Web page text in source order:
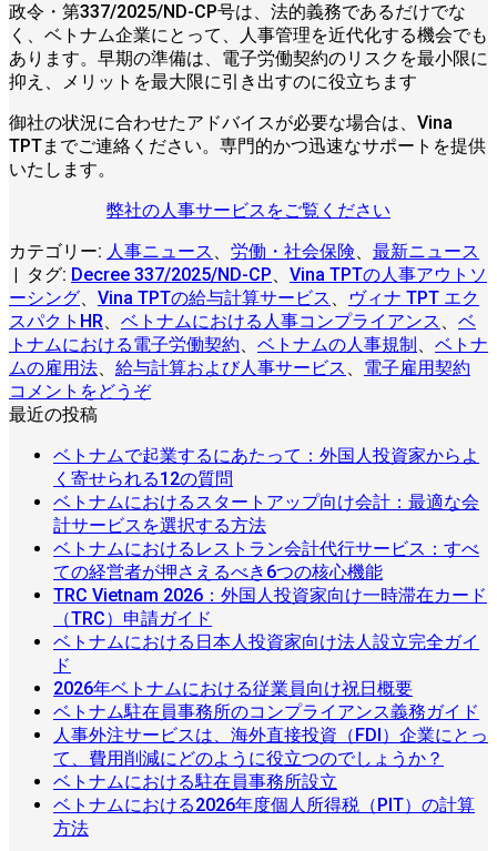
政令・第337/2025/ND-CP号は、法的義務であるだけでな
く、ベトナム企業にとって、人事管理を近代化する機会でも
あります。早期の準備は、電子労働契約のリスクを最小限に
抑え、メリットを最大限に引き出すのに役立ちます
御社の状況に合わせたアドバイスが必要な場合は、Vina
TPTまでご連絡ください。専門的かつ迅速なサポートを提供
いたします。
弊社の人事サービスをご覧ください
カテゴリー: 人事ニュース 、 労働・社会保険、 最新ニュース
| タグ: Decree 337/2025/ND-CP、 Vina TPTの人事アウトソ
ーシング、 Vina TPTの給与計算サービス 、
ヴィナ TPT エク
スパクトHR、 ベトナムにおける人事コンプライアンス 、 ベ
トナムにおける電子労働契約、 ベトナムの人事規制、 ベトナ
ムの雇用法、 給与計算および人事サービス 、 電子雇用契約
コメントをどうぞ
最近の投稿
ベトナムで起業するにあたって：外国人投資家からよ
く寄せられる12の質問ベ
ト
ナ
ム
で
起
す
に
あ
た
っ
て：
外
メ
ン
ト
は
ま
あ
ま
せ
ん
ベトナムにおけるスタートアップ向け会計：最適な会
計サービスを選択する方法ベ
ト
ナ
ム
お
る
ス
タ
ー
ト
ア
コ
メ
ン
ト
ま
あ
り
ま
せ
ん
ベトナムにおけるレストラン会計代行サービス：すべ
ての経営者が押さえるべき6つの核心機能ベ
ト
ム
お
け
る
レ
ト
コ
メ
ト
ま
だ
あ
り
せ
TRC Vietnam 2026：外国人投資家向け一時滞在カード
（TRC）申請ガイド
Vietnam
2026：
外
国
人
投
資
家
メ
ト
は
ま
だ
あ
り
ベトナムにおける日本人投資家向け法人設立完全ガイ
ド
ト
ナ
ム
お
け
る
メ
ン
ト
ま
だ
あ
2026年ベトナムにおける従業員向け祝日概要2026
年
ベ
ト
ム
コ
メ
ン
ト
ま
ベトナム駐在員事務所のコンプライアンス義務ガイド
ト
メ
人事外注サービスは、海外直接投資（FDI）企業にとっ
て、費用削減にどのように役立つのでしょうか？
外
ン
ベトナムにおける駐在員事務所設立ベ
ト
メ
ベトナムにおける2026年度個人所得税（PIT）の計算
方法ベ
コ